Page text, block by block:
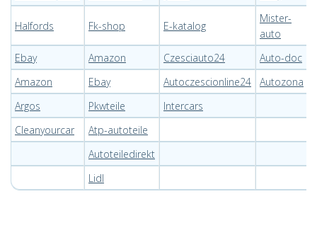
Halfords Fk-shop E-katalog
Mister-
auto
Ebay Amazon Czesciauto24 Auto-doc
Amazon
Ebay Autoczescionline24
Autozona
Argos
Pkwteile
Intercars
Cleanyourcar
Atp-autoteile
Autoteiledirekt
Lidl